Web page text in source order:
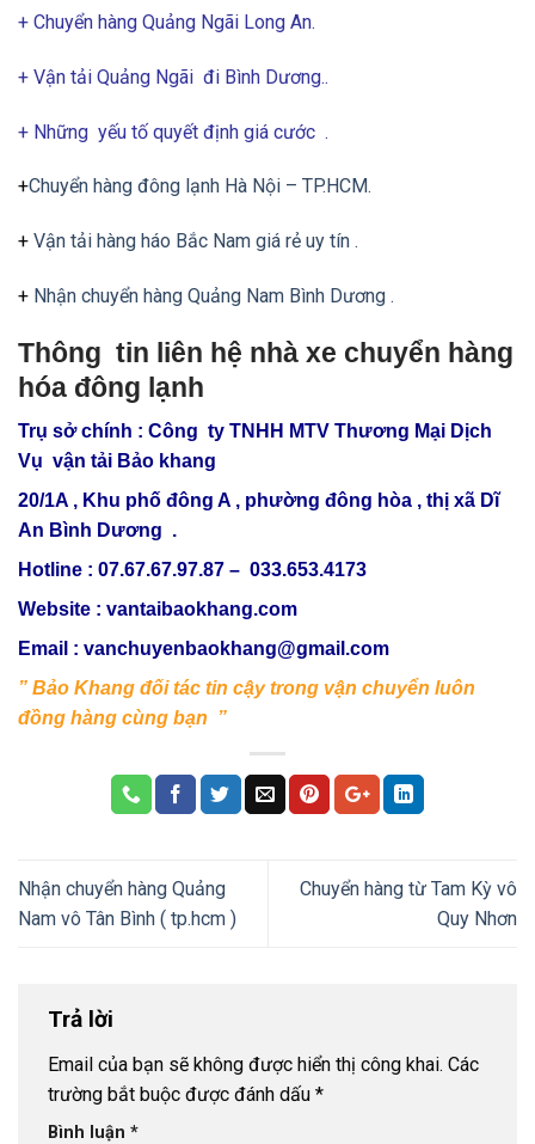
+ Chuyển hàng Quảng Ngãi Long An.
+ Vận tải Quảng Ngãi đi Bình Dương..
+ Những yếu tố quyết định giá cước .
+Chuyển hàng đông lạnh Hà Nội – TP.HCM.
+ Vận tải hàng háo Bắc Nam giá rẻ uy tín .
+ Nhận chuyển hàng Quảng Nam Bình Dương .
Thông tin liên hệ nhà xe chuyển hàng
hóa đông lạnh
Trụ sở chính : Công ty TNHH MTV Thương Mại Dịch
Vụ vận tải Bảo khang
20/1A , Khu phố đông A , phường đông hòa , thị xã Dĩ
An Bình Dương .
Hotline : 07.67.67.97.87 – 033.653.4173
Website : vantaibaokhang.com
Email : vanchuyenbaokhang@gmail.com
” Bảo Khang đối tác tin cậy trong vận chuyển luôn
đồng hàng cùng bạn ”
Nhận chuyển hàng Quảng
Nam vô Tân Bình ( tp.hcm )
Chuyển hàng từ Tam Kỳ vô
Quy Nhơn
Trả lời
Email của bạn sẽ không được hiển thị công khai. Các
trường bắt buộc được đánh dấu *
Bình luận *